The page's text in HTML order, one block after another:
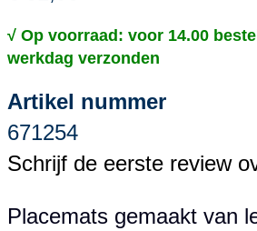
√ Op voorraad: voor 14.00
werkdag verzonden
Artikel nummer
671254
Schrijf de eerste review
Placemats gemaakt van